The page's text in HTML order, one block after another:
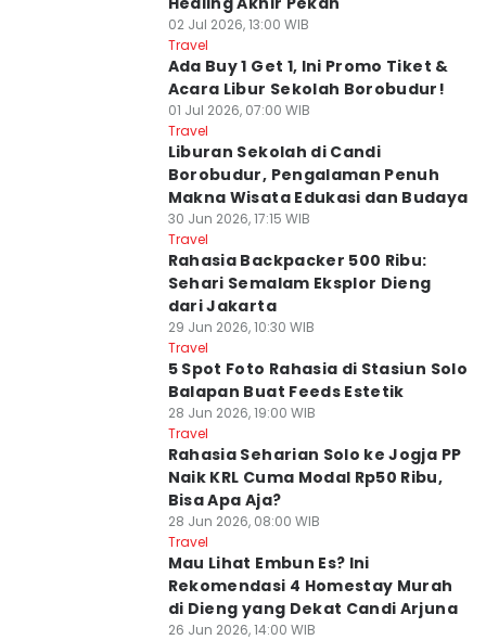
02 Jul 2026, 13:00 WIB
Travel
Ada Buy 1 Get 1, Ini Promo Tiket &
Acara Libur Sekolah Borobudur!
01 Jul 2026, 07:00 WIB
Travel
Liburan Sekolah di Candi
Borobudur, Pengalaman Penuh
Makna Wisata Edukasi dan Budaya
30 Jun 2026, 17:15 WIB
Travel
Rahasia Backpacker 500 Ribu:
Sehari Semalam Eksplor Dieng
dari Jakarta
29 Jun 2026, 10:30 WIB
Travel
5 Spot Foto Rahasia di Stasiun Solo
Balapan Buat Feeds Estetik
28 Jun 2026, 19:00 WIB
Travel
Rahasia Seharian Solo ke Jogja PP
Naik KRL Cuma Modal Rp50 Ribu,
Bisa Apa Aja?
28 Jun 2026, 08:00 WIB
Travel
Mau Lihat Embun Es? Ini
Rekomendasi 4 Homestay Murah
di Dieng yang Dekat Candi Arjuna
26 Jun 2026, 14:00 WIB